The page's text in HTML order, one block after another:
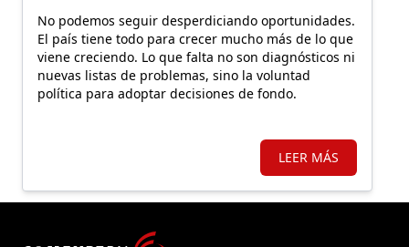
No podemos seguir desperdiciando oportunidades.
El país tiene todo para crecer mucho más de lo que
viene creciendo. Lo que falta no son diagnósticos ni
nuevas listas de problemas, sino la voluntad
política para adoptar decisiones de fondo.
LEER MÁS